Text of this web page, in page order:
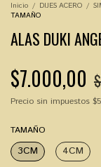
Inicio / DIJES ACERO /
TAMAÑO
ALAS DUKI
$7.000,00
Precio sin impuestos
TAMAÑO
3CM 4CM